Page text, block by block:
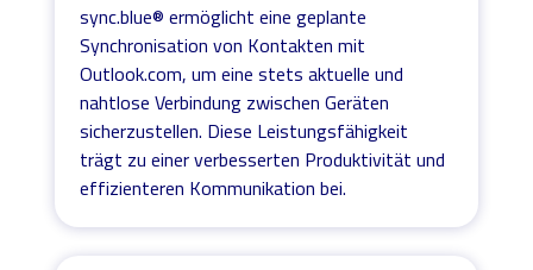
sync.blue® ermöglicht eine geplante
Synchronisation von Kontakten mit
Outlook.com, um eine stets aktuelle und
nahtlose Verbindung zwischen Geräten
sicherzustellen. Diese Leistungsfähigkeit
trägt zu einer verbesserten Produktivität und
effizienteren Kommunikation bei.